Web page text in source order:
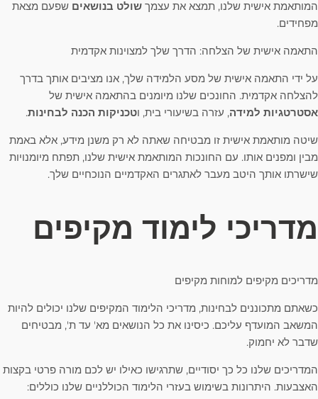
המותאמת אישית שלנו, תמצא את עצמך שולט בנושאים שפעם מצאת
מפחידים.
התאמה אישית של הצלחה: הדרך שלך למצוינות אקדמית
על ידי התאמה אישית של מסע הלמידה שלך, אנו מציבים אותך בדרך
להצלחה אקדמית. החונכים שלנו מיומנים בהתאמה אישית של
אסטרטגיות למידה, עזרה בשיעורי בית, וטכניקות הכנה לבחינות.
שיטה מותאמת אישית זו מבטיחה שאתה לא רק משנן מידע, אלא באמת
מבין ומפנים אותו. עם החונכות המותאמת אישית שלנו, תפתח מיומנויות
שישרתו אותך היטב מעבר לאתגרים האקדמיים הנוכחיים שלך.
מדריכי לימוד מקיפים
מדריכים מקיפים למוחות מקיפים
כשאתם מתכוננים לבחינות, מדריכי הלימוד המקיפים שלנו יכולים להיות
המשאב המועדף עליכם. כיסינו את כל הנושאים מא' עד ת', מבטיחים
שדבר לא יחמוק.
המדריכים שלנו כל כך יסודיים, שתרגישו כאילו יש לכם מורה פרטי בקצות
האצבעות. היתרונות בשימוש בעזרי הלימוד הכוללניים שלנו כוללים: